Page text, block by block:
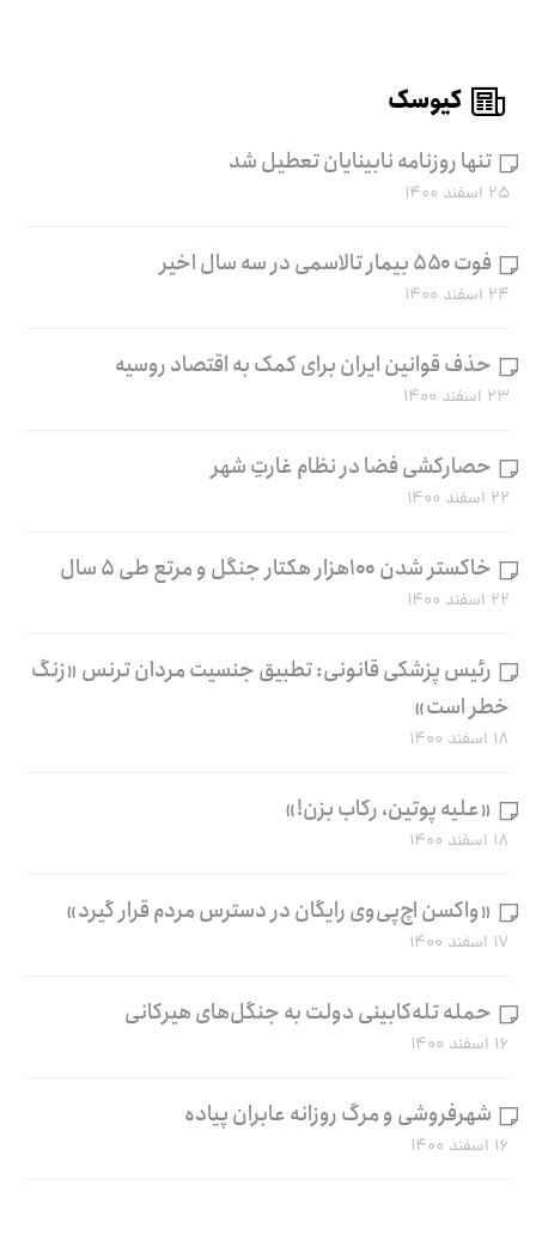
کیوسک
تنها روزنامه نابینایان تعطیل شد
۲۵ اسفند ۱۴۰۰
فوت ۵۵۰ بیمار تالاسمی در سه سال اخیر
۲۴ اسفند ۱۴۰۰
حذف قوانین ایران برای کمک به اقتصاد روسیه
۲۳ اسفند ۱۴۰۰
حصارکشی فضا در نظام غارتِ شهر
۲۲ اسفند ۱۴۰۰
خاکستر شدن ۱۰۰هزار هکتار جنگل و مرتع طی ۵ سال
۲۲ اسفند ۱۴۰۰
رئیس پزشکی قانونی: تطبیق جنسیت مردان ترنس «زنگ
خطر است»
۱۸ اسفند ۱۴۰۰
«علیه پوتین، رکاب بزن!»
۱۸ اسفند ۱۴۰۰
«واکسن اچ‌پی‌وی رایگان در دسترس مردم قرار گیرد»
۱۷ اسفند ۱۴۰۰
حمله تله‌کابینی دولت به جنگل‌های هیرکانی
۱۶ اسفند ۱۴۰۰
شهرفروشی و مرگ روزانه عابران پیاده
۱۶ اسفند ۱۴۰۰